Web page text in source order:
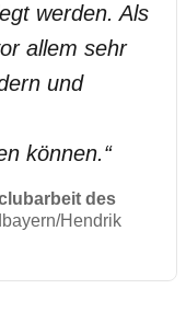
werden. Als
allem sehr
und
können.“
des
Hendrik